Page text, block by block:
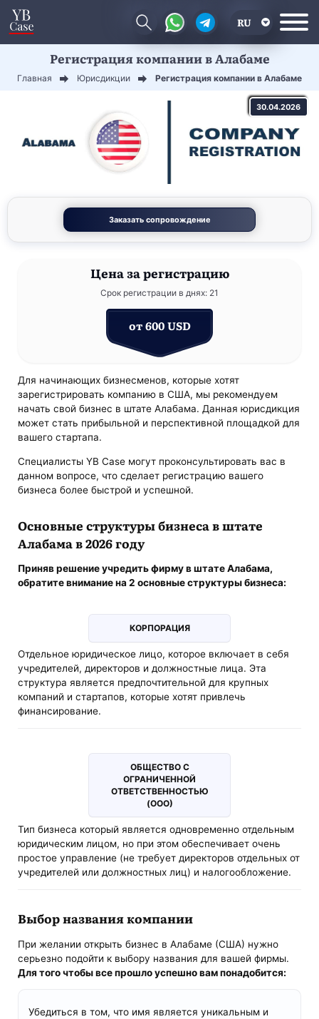
RU
Регистрация компании в Алабаме
Главная Юрисдикции Регистрация компании в Алабаме
30.04.2026
Заказать сопровождение
Ценаза регистрацию
Срок регистрации в днях: 21
от 600 USD
Для начинающих бизнесменов, которые хотят
зарегистрировать компанию в США, мы рекомендуем
начать свой бизнес в штате Алабама. Данная юрисдикция
может стать прибыльной и перспективной площадкой для
вашего стартапа.
Специалисты YB Case могут проконсультировать вас в
данном вопросе, что сделает регистрацию вашего
бизнеса более быстрой и успешной.
Основные структуры бизнеса в штате
Алабама в 2026 году
Приняв решение учредить фирму в штате Алабама,
обратите внимание на 2 основные структуры бизнеса:
КОРПОРАЦИЯ
Отдельное юридическое лицо, которое включает в себя
учредителей, директоров и должностные лица. Эта
структура является предпочтительной для крупных
компаний и стартапов, которые хотят привлечь
финансирование.
ОБЩЕСТВО С
ОГРАНИЧЕННОЙ
ОТВЕТСТВЕННОСТЬЮ
(ООО)
Тип бизнеса который является одновременно отдельным
юридическим лицом, но при этом обеспечивает очень
простое управление (не требует директоров отдельных от
учредителей или должностных лиц) и налогообложение.
Выбор названия компании
При желании открыть бизнес в Алабаме (США) нужно
серьезно подойти к выбору названия для вашей фирмы.
Для того чтобы все прошло успешно вам понадобится:
Убедиться в том, что имя является уникальным и